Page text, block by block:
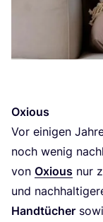
Oxious
Vor eini­gen
noch wenig
von Oxious nur
und
Hand­tü­cher